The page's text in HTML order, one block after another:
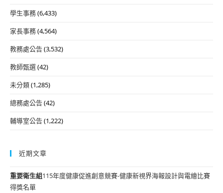
學生事務(6,433)
家長事務(4,564)
教務處公告(3,532)
教師甄選(42)
未分類(1,285)
總務處公告(42)
輔導室公告(1,222)
近期文章
重要衛生組115年度健康促進創意競賽-健康新視界海報設計與電繪比賽
得獎名單